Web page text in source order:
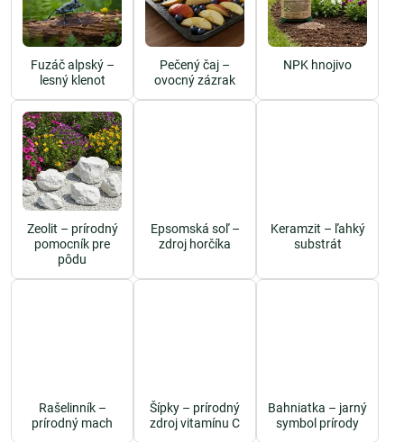
Fuzáč alpský –
lesný klenot
Pečený čaj –
ovocný zázrak
NPK hnojivo
Zeolit – prírodný
pomocník pre
pôdu
Epsomská soľ –
zdroj horčíka
Keramzit – ľahký
substrát
Rašelinník –
prírodný mach
Šípky – prírodný
zdroj vitamínu C
Bahniatka – jarný
symbol prírody